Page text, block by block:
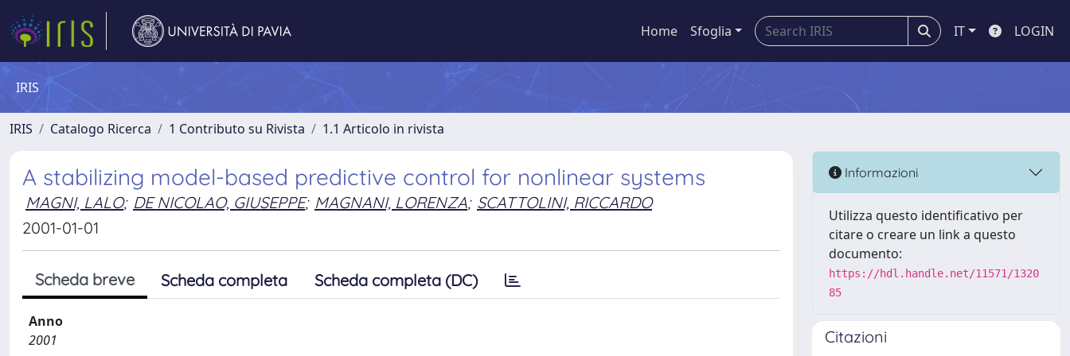
Home Sfoglia IT LOGIN
IRIS
IRIS Catalogo Ricerca 1 Contributo su Rivista 1.1 Articolo in rivista
A stabilizing model-based predictive control for nonlinear systems
MAGNI, LALO; DE NICOLAO, GIUSEPPE; MAGNANI, LORENZA; SCATTOLINI, RICCARDO
2001-01-01
Scheda breve Scheda completa Scheda completa (DC)
Anno
2001
Informazioni
Utilizza questo identificativo per
citare o creare un link a questo
documento:
https://hdl.handle.net/11571/1320
85
Citazioni